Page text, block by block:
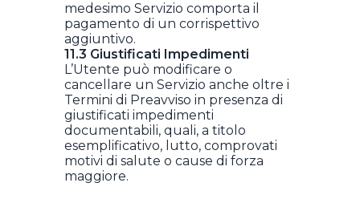
medesimo Servizio comporta il
pagamento di un corrispettivo
aggiuntivo.
11.3 Giustificati Impedimenti
L’Utente può modificare o
cancellare un Servizio anche oltre i
Termini di Preavviso in presenza di
giustificati impedimenti
documentabili, quali, a titolo
esemplificativo, lutto, comprovati
motivi di salute o cause di forza
maggiore.